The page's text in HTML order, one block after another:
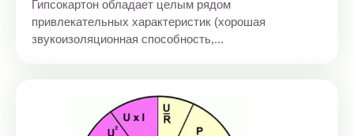
Гипсокартон обладает целым рядом
привлекательных характеристик (хорошая
звукоизоляционная способность,...